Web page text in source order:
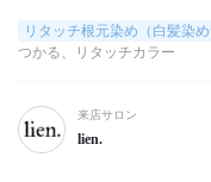
リタッチ根元染め（白髪染め
つかる、リタッチカラー
来店サロン
lien.